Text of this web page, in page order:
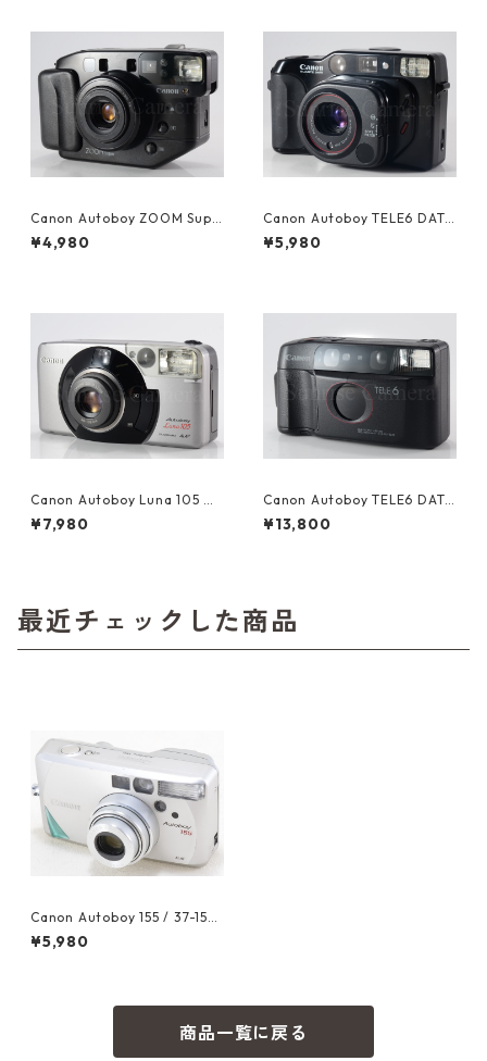
Canon Autoboy ZOOM Supe
r コンパクトフィルムカメラ
キヤノン (60401)
¥4,980
Canon Autoboy TELE6 DATE
フィルムコンパクトカメラ（6
0404）
¥5,980
Canon Autoboy Luna 105 フ
ィルムコンパクトカメラ（60
203）
¥7,980
Canon Autoboy TELE6 DATE
フィルムコンパクトカメラ（6
0404）
¥13,800
最近チェックした商品
Canon Autoboy 155 / 37-155
mm キヤノン（22031）
¥5,980
商品一覧に戻る